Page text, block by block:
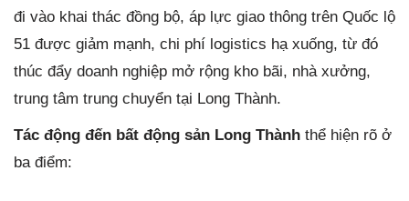
đi vào khai thác đồng bộ, áp lực giao thông trên Quốc lộ
51 được giảm mạnh, chi phí logistics hạ xuống, từ đó
thúc đẩy doanh nghiệp mở rộng kho bãi, nhà xưởng,
trung tâm trung chuyển tại Long Thành.
Tác động đến bất động sản Long Thành thể hiện rõ ở
ba điểm: